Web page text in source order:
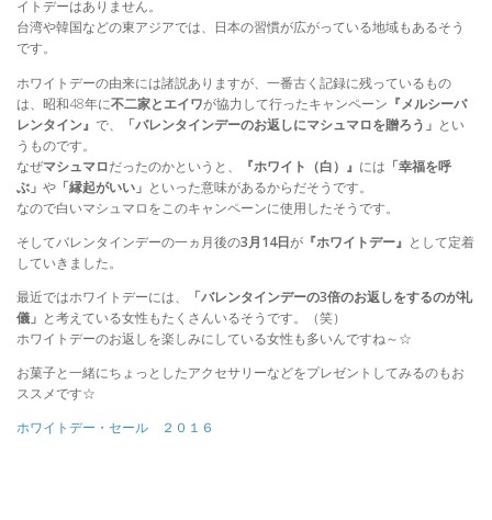
イトデーはありません。
台湾や韓国などの東アジアでは、日本の習慣が広がっている地域もあるそう
です。
ホワイトデーの由来には諸説ありますが、一番古く記録に残っているもの
は、昭和48年に不二家とエイワが協力して行ったキャンペーン 『メルシーバ
レンタイン』 で、 「バレンタインデーのお返しにマシュマロを贈ろう」 とい
うものです。
なぜマシュマロだったのかというと、 『ホワイト（白）』 には 「幸福を呼
ぶ」 や 「縁起がいい」 といった意味があるからだそうです。
なので白いマシュマロをこのキャンペーンに使用したそうです。
そしてバレンタインデーの一ヵ月後の3月14日が 『ホワイトデー』 として定着
していきました。
最近ではホワイトデーには、
「バレンタインデーの3倍のお返しをするのが礼
儀」 と考えている女性もたくさんいるそうです。（笑）
ホワイトデーのお返しを楽しみにしている女性も多いんですね～☆
お菓子と一緒にちょっとしたアクセサリーなどをプレゼントしてみるのもお
ススメです☆
ホワイトデー・セール ２０１６